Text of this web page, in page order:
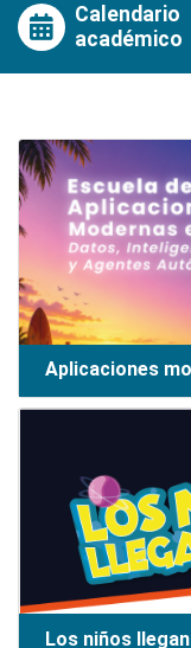
Calendario
académico
Aplicaciones
Los niños llegan